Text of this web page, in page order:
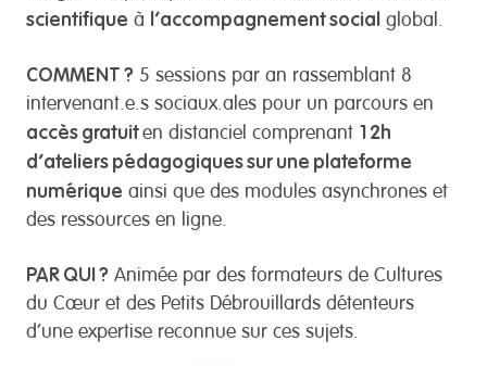
scientifique à l’accompagnement social global.
COMMENT ? 5 sessions par an rassemblant 8
intervenant.e.s sociaux.ales pour un parcours en
accès gratuiten distanciel comprenant 12h
d’ateliers pédagogiques sur une plateforme
numérique ainsi que des modules asynchrones et
des ressources en ligne.
PAR QUI ? Animée par des formateurs de Cultures
du Cœur et des Petits Débrouillards détenteurs
d’une expertise reconnue sur ces sujets.